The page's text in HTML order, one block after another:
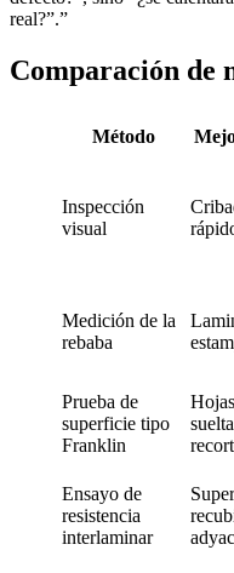
real?”.”
Comparación de
Método
Inspección
visual
Medición de la
rebaba
Prueba de
superficie tipo
Franklin
Hojas
Ensayo de
resistencia
interlaminar